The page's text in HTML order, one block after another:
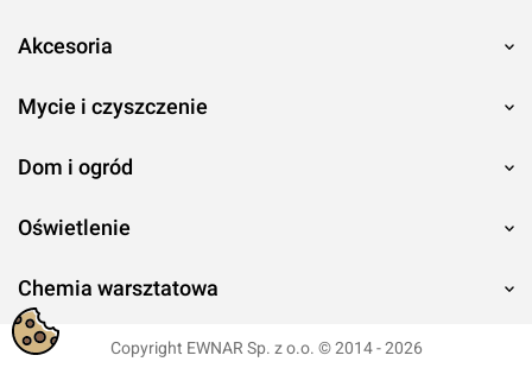
Akcesoria
Mycie i czyszczenie
Dom i ogród
Oświetlenie
Chemia warsztatowa
Copyright EWNAR Sp. z o.o. © 2014 - 2026